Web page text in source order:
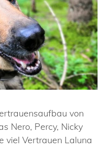
von
Nero, Percy, Nicky
viel Vertrauen Laluna